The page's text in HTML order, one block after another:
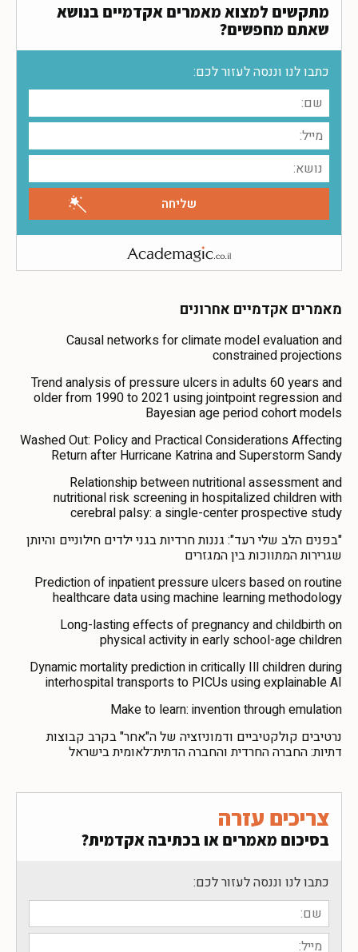
מתקשים למצוא מאמרים אקדמיים בנושא
שאתם מחפשים?
כתבו לנו וננסה לעזור לכם:
מאמרים אקדמיים אחרונים
Causal networks for climate model evaluation and
constrained projections
Trend analysis of pressure ulcers in adults 60 years and
older from 1990 to 2021 using jointpoint regression and
Bayesian age period cohort models
Washed Out: Policy and Practical Considerations Affecting
Return after Hurricane Katrina and Superstorm Sandy
Relationship between nutritional assessment and
nutritional risk screening in hospitalized children with
cerebral palsy: a single-center prospective study
"בפנים הלב שלי רעד": גננות חרדיות בגני ילדים חילוניים והיותן
שגרירות המתווכות בין המגזרים
Prediction of inpatient pressure ulcers based on routine
healthcare data using machine learning methodology
Long-lasting effects of pregnancy and childbirth on
physical activity in early school-age children
Dynamic mortality prediction in critically Ill children during
interhospital transports to PICUs using explainable AI
Make to learn: invention through emulation
נרטיבים קולקטיביים ודמוניזציה של ה"אחר" בקרב קבוצות
דתיות: החברה החרדית והחברה הדתית־לאומית בישראל
צריכים עזרה
בסיכום מאמרים או בכתיבה אקדמית?
כתבו לנו וננסה לעזור לכם: